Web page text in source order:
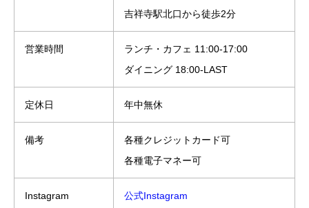
吉祥寺駅北口から徒歩2分
営業時間
ランチ・カフェ 11:00-17:00
ダイニング 18:00-LAST
定休日 年中無休
備考
各種クレジットカード可
各種電子マネー可
Instagram 公式Instagram